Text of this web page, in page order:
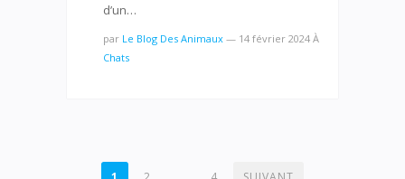
d’un…
par Le Blog Des Animaux — 14 février 2024 À
Chats